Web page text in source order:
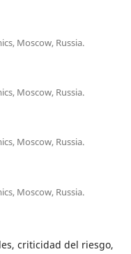
Moscow, Russia.
Moscow, Russia.
Moscow, Russia.
Moscow, Russia.
criticidad del riesgo,